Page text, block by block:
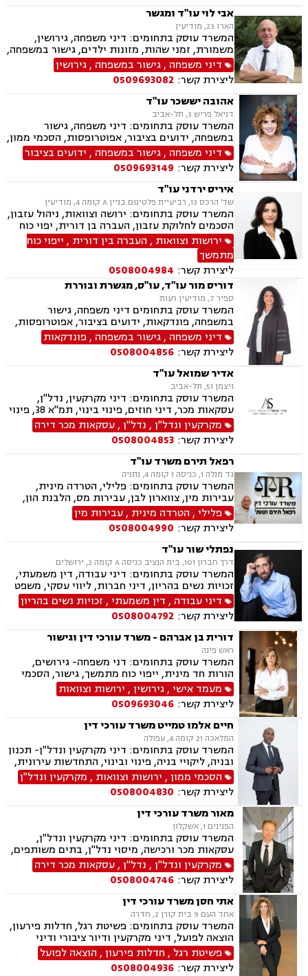
אבי לוי עו"ד ומגשר
הארז 23, מודיעין
המשרד עוסק בתחומים: דיני משפחה, גירושין,
משמורת, זמני שהות, מזונות ילדים, גישור במשפחה,
ניכור הורי, פירוק שיתוף, ייצוג בבית דין רבני "גיטין",
הסכמי ממון, אפוטרופסות, ייפוי כוח מתמשך, ירושות
וצוואות, העברה בין דורית, הסכם ידועים בציבור,
מקרקעין ונדל"ן, עסקאות מכר דירה, פינוי מושכר,
ליקויי בניה
דיני משפחה ,גישור במשפחה ,גירושין
ליצירת קשר: 0509693082
אהובה יששכר עו"ד
דניאל פריש 3, תל-אביב
המשרד עוסק בתחומים: דיני משפחה, גישור
במשפחה, ידועים בציבור, אפוטרופסות, הסכמי ממון,
אבהות, מזונות, משמורת, גירושין, הורות חד מינית,
נישואים אזרחיים, אימוץ, חלוקת רכוש, מעמד אישי,
זמני שהות, העברה בין דורית, ייפוי כוח מתמשך,
נוטריון
דיני משפחה ,גישור במשפחה , ידועים בציבור
ליצירת קשר: 0509693149
איריס ירדני עו"ד
שד׳ הרכס 13, רביעיית פלטינום בניין A קומה 4, מודיעין
המשרד עוסק בתחומים: ירושה וצוואות, ניהול עזבון,
הסכמים לחלוקת עזבון, העברה בן דורית, יפוי כוח
מתמשך, דיני עבודה, ליווי בהליכי פיטורים, נוטריון,
גישור בסכסוכי ירושה, בוררת, ליווי עסקי, דיני
תעופה ונסיעות.
ירושות וצוואות , העברה בין דורית , ייפוי כוח
מתמשך
ליצירת קשר: 0508004984
דוריס מור עו"ד, עו"ס, מגשרת ובוררת
ספיר 7, מודיעין רעות
המשרד עוסק בתחומים דיני משפחה, גישור
במשפחה, פונדקאות, ידועים בציבור, אפוטרופסות,
הסכמי ממון, אבהות, מזונות, משמורת, גירושין,
הורות חד מינית, נישואים אזרחיים, חוק הנוער,
אימוץ, חלוקת רכוש, מעמד אישי, זמני שהות, אומנה,
ייפוי כוח מתמשך
דיני משפחה ,גישור במשפחה , פונדקאות
ליצירת קשר: 0508004856
אדיר שמואל עו"ד
ויצמן 51, תל-אביב
המשרד עוסק בתחומים: דיני מקרקעין, נדל"ן,
עסקאות מכר, דיני חוזים, פינוי בינוי, תמ"א 38, פינוי
מושכר, דיירות מוגנת, דיני עבודה, הוצאה לפועל,
צוואות וירושות, ייפוי כוח מתמשך
מקרקעין ונדל"ן, נדל"ן,עסקאות מכר דירה
ליצירת קשר: 0508004853
רפאל תירם משרד עו"ד
גד מנלה 1, כניסה 1 קומה 4, נתניה
המשרד עוסק בתחומים: פלילי, הטרדה מינית,
עבירות מין, צווארון לבן, עבירות מס, הלבנת הון,
אלימות במשפחה, עבירות סמים, ועדת שיחרורים,
תעבורה, נהיגה בשכרות, שלילת רישיון נהיגה,
פסילת רישיון מנהלית, המכון הרפואי לבטיחות
בדרכים, פשיטת רגל, הוצאה לפועל, דיני משפלה,
הסכמי ממון, צוואות וירושות, יפוי כוח מתמשך
פלילי, הטרדה מינית ,עבירות מין
ליצירת קשר: 0508004990
נפתלי שור עו"ד
דרך חברון 101, בית הנציב כניסה A קומה 2, ירושלים
המשרד עוסק בתחומים: דיני עבודה, דין משמעתי,
זכויות נשים בהריון, דיני חברות, ליווי עסקי, משפט
מסחרי, משפט אזרחי, דיני חוזים, ייפוי כוח מתמשך
ירושות וצוואות.
דיני עבודה , דין משמעתי, זכויות נשים בהריון
ליצירת קשר: 0508004792
דורית בן אברהם - משרד עורכי דין וגישור
ראש פינה
המשרד עוסק בתחומים: דני משפחה- גירושים,
הורות חד מינית, ייפוי כוח מתמשך, גישור, הסכמי
ממון, צוואות וירושות, חלוקת רכוש. פלילי- עבירות
מין וסמים, אלימות במשפחה ותעבורה
מעמד אישי,גירושין, ירושות וצוואות
ליצירת קשר: 0509693046
חיים אלמו טמייט משרד עורכי דין
המלאכה 21 קומה 4, עפולה
המשרד עוסק בתחומים: דיני מקרקעין ונדל"ן- תכנון
ובניה, ליקויי בניה, פינוי ובינוי, התחדשות עירונית,
תמ"א 38 ובתים משותפים, הסכמי ממון, ירושות
וצוואות, ייפוי כוח מתמשך, הדין האתיופי, דיני
חוזים, נוטריון.
הסכמי ממון, ירושות וצוואות , מקרקעין ונדל"ן
ליצירת קשר: 0508004830
מאור משרד עורכי דין
הפנינים 1, אשקלון
המשרד עוסק בתחומים: דיני מקרקעין ונדל"ן,
עסקאות מכר ורכישה, מיסוי נדל"ן, בתים משותפים,
תכנון ובניה, ליקוי בניה, מושבים וקיבוצים, קבוצת
רכישה, מגרשים לבניה, רשות מקרקעי ישראל,
ירושות וצוואות, הסכמי ממון, ייפוי כוח מתמשך, דיני
משפחה, פונדקאות, מזונות, גישור, אפוטרופסות,
גירושין, נשואים אזרחיים, מעמד אישי, ניכור הורי,
זמני שהות, העברה בין דורית
מקרקעין ונדל"ן, נדל"ן,עסקאות מכר דירה
ליצירת קשר: 0508004746
אתי חסן משרד עורכי דין
אחד העם 9 בית קורן 2, חדרה
המשרד עוסק בתחומים: פשיטת רגל, חדלות פירעון,
הוצאה לפועל, דיני מקרקעין ודיור ציבורי ודיני
משפחה, ביטוח לאומי, תעבורה.
פשיטת רגל , חדלות פירעון, הוצאה לפועל
ליצירת קשר: 0508004936